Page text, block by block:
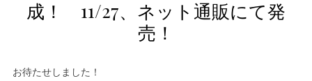
成！ 11/27、ネット通販にて発
売！
お待たせしました！